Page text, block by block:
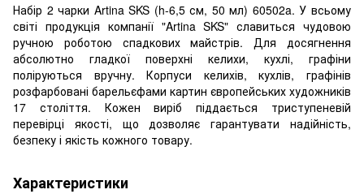
Набір 2 чарки Artina SKS (h-6,5 см, 50 мл) 60502a. У всьому
світі продукція компанії "Artina SKS" славиться чудовою
ручною роботою спадкових майстрів. Для досягнення
абсолютно гладкої поверхні келихи, кухлі, графіни
поліруються вручну. Корпуси келихів, кухлів, графінів
розфарбовані барельєфами картин європейських художників
17 століття. Кожен виріб піддається триступеневій
перевірці якості, що дозволяє гарантувати надійність,
безпеку і якість кожного товару.
Характеристики